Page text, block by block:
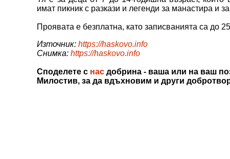
имат пикник с разкази и легенди за манастира и
Проявата е безплатна, като записванията са до
Източник: https://haskovo.info
Снимка: https://haskovo.info
Споделете с нас добрина - ваша или на ваш
Милостив, за да вдъхновим и други